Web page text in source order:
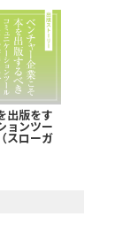
出版をす
ョンツー
スローガ